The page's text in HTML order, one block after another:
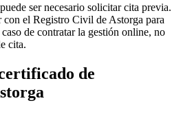
ser necesario solicitar cita previa.
con el Registro Civil de Astorga para
de contratar la gestión online, no
cita.
de